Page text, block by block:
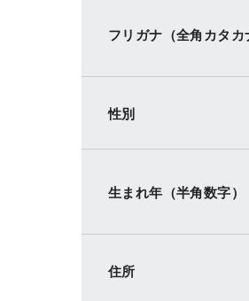
フリガナ（全角カタカ
性別
生まれ年（半角数字）
住所